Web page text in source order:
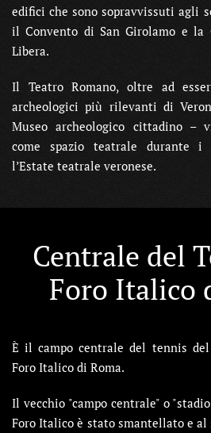
edifici che sono sopravvissuti agli
il Convento di San Girolamo e la
Libera.
Il Teatro Romano, oltre ad
archeologici più rilevanti di
Museo archeologico cittadino –
come spazio teatrale durante i
l’Estate teatrale veronese.
Centrale del
Foro Italico
È il campo centrale del tennis del
Foro Italico di Roma.
Il vecchio "campo centrale" o
Foro Italico è stato smantellato e al